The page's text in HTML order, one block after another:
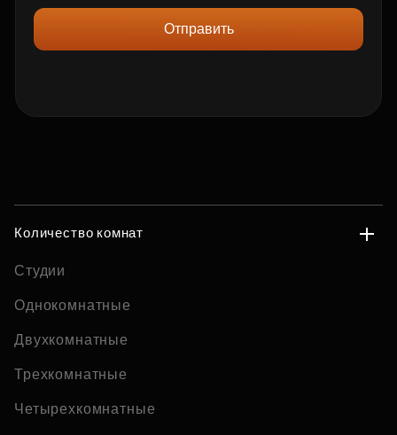
Отправить
Количество комнат
Студии
Однокомнатные
Двухкомнатные
Трехкомнатные
Четырехкомнатные